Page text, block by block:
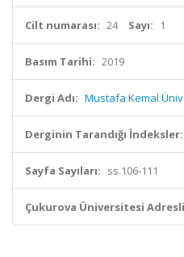
Cilt numarası: 24 Sayı: 1
Basım Tarihi: 2019
Dergi Adı: Mustafa Kemal
Derginin Tarandığı İndeksler:
Sayfa Sayıları: ss.106-111
Çukurova Üniversitesi